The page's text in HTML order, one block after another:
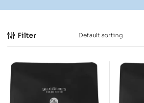
Filter